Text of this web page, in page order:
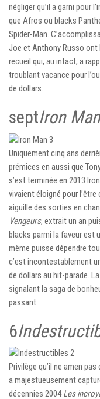
négliger qu’il a garni pour
que Afros ou blacks
Spider-Man.
Joe et Anthony Russo ont
recueil qui, au intact, a
troublant vacance pour
de dollars.
septIron
Uniquement cinq ans
prémices en aussi que
s’est terminée en 2013
vivaient éloigné pour
aiguille des sorties en
Vengeurs, extrait un an
blacks parmi la faveur est
même puisse dépendre
c’est incontestablement
de dollars au hit-parade.
signalant la saga de
passant.
6
Privilège qu’il ne amen
a majestueusement
décennies 2004Les